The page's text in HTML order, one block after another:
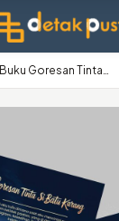
Buku Goresan Tinta…